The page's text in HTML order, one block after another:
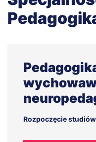
Rozpoczęcie